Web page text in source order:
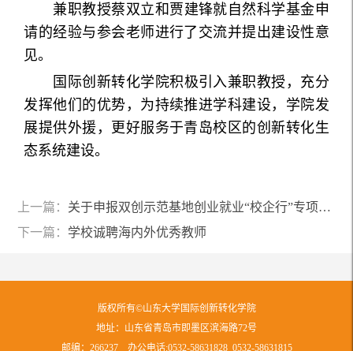
兼职教授蔡双立和贾建锋就自然科学基金申
请的经验与参会老师进行了交流并提出建设性意
见。
国际创新转化学院积极引入兼职教授，充分
发挥他们的优势，为持续推进学科建设，学院发
展提供外援，更好服务于青岛校区的创新转化生
态系统建设。
上一篇：
关于申报双创示范基地创业就业“校企行”专项行动创业项目的通知
下一篇： 学校诚聘海内外优秀教师
版权所有©山东大学国际创新转化学院
地址：山东省青岛市即墨区滨海路72号
邮编：266237 办公电话:0532-58631828 0532-58631815